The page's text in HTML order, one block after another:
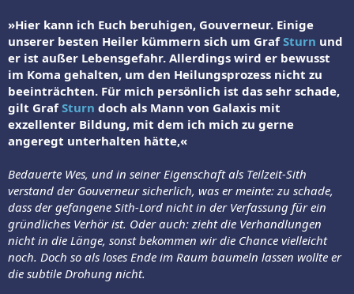
»Hier kann ich Euch beruhigen, Gouverneur. Einige
unserer besten Heiler kümmern sich um GrafSturn und
er ist außer Lebensgefahr. Allerdings wird er bewusst
im Koma gehalten, um den Heilungsprozess nicht zu
beeinträchten. Für mich persönlich ist das sehr schade,
gilt GrafSturn doch als Mann von Galaxis mit
exzellenter Bildung, mit dem ich mich zu gerne
angeregt unterhalten hätte,«
Bedauerte Wes, und in seiner Eigenschaft als Teilzeit-Sith
verstand der Gouverneur sicherlich, was er meinte: zu schade,
dass der gefangene Sith-Lord nicht in der Verfassung für ein
gründliches Verhör ist. Oder auch: zieht die Verhandlungen
nicht in die Länge, sonst bekommen wir die Chance vielleicht
noch. Doch so als loses Ende im Raum baumeln lassen wollte er
die subtile Drohung nicht.